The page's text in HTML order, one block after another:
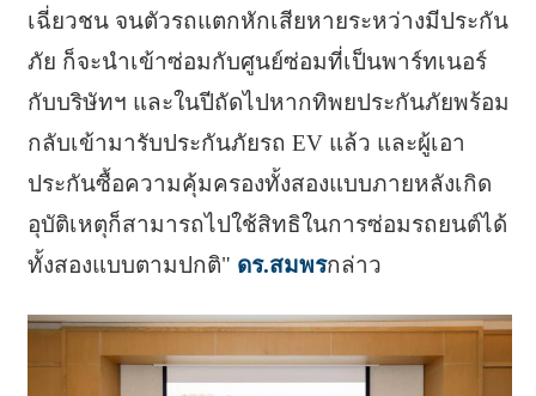
เฉี่ยวชน จนตัวรถแตกหักเสียหายระหว่างมีประกัน
ภัย ก็จะนำเข้าซ่อมกับศูนย์ซ่อมที่เป็นพาร์ทเนอร์
กับบริษัทฯ และในปีถัดไปหากทิพยประกันภัยพร้อม
กลับเข้ามารับประกันภัยรถ EV แล้ว และผู้เอา
ประกันซื้อความคุ้มครองทั้งสองแบบภายหลังเกิด
อุบัติเหตุก็สามารถไปใช้สิทธิในการซ่อมรถยนต์ได้
ทั้งสองแบบตามปกติ" ดร.สมพรกล่าว